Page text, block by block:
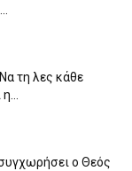
τη λες κάθε
ο Θεός